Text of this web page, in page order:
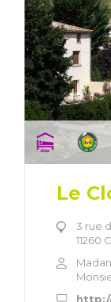
Le
3 rue
11260